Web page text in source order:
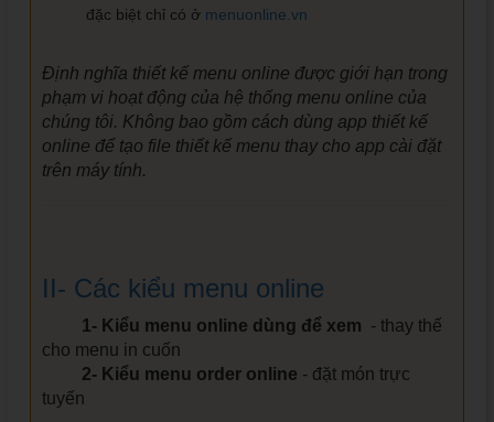
đặc biệt chỉ có ở menuonline.vn
Định nghĩa thiết kế menu online được giới hạn trong
phạm vi hoạt động của hệ thống menu online của
chúng tôi. Không bao gồm cách dùng app thiết kế
online để tạo file thiết kế menu thay cho app cài đặt
trên máy tính.
II- Các kiểu menu online
1- Kiểu menu online dùng để xem - thay thế
cho menu in cuốn
2- Kiểu menu order online - đặt món trực
tuyến